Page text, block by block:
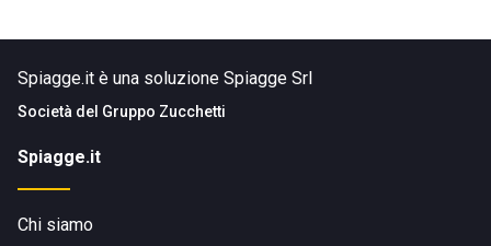
Spiagge.it è una soluzione Spiagge Srl
Società del Gruppo Zucchetti
Spiagge.it
Chi siamo